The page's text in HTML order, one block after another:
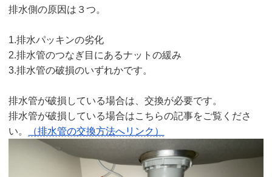
排水側の原因は３つ。
1.排水パッキンの劣化
2.排水管のつなぎ目にあるナットの緩み
3.排水管の破損のいずれかです。
排水管が破損している場合は、交換が必要です。
排水管が破損している場合はこちらの記事をご覧くださ
い。
（排水管の交換方法へリンク）